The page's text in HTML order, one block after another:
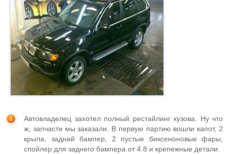
Автовладелец захотел полный рестайлинг кузова. Ну что
ж, запчасти мы заказали. В первую партию вошли капот, 2
крыла, задний бампер, 2 пустые биксеноновые фары,
спойлер для заднего бампера от 4.8 и крепежные детали.